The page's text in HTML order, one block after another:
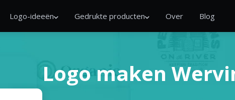
Logo-ideeën Gedrukte producten Over Blog
Logo maken